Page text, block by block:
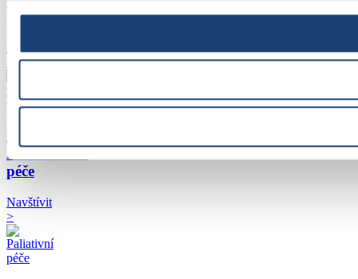
(LDN)
Navštívit
Následná
rehabilitační
péče
Navštívit
>